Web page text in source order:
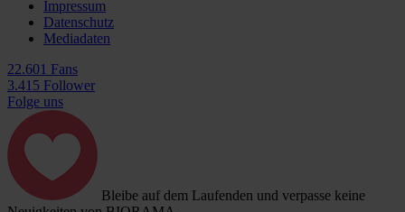
Impressum
Datenschutz
Mediadaten
22.601 Fans
3.415 Follower
Folge uns
Bleibe auf dem Laufenden und verpasse keine